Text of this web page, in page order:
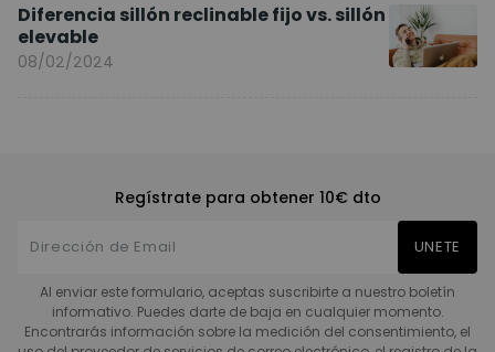
Diferencia sillón reclinable fijo vs. sillón
elevable
08/02/2024
Regístrate para obtener 10€ dto
UNETE
Al enviar este formulario, aceptas suscribirte a nuestro boletín
informativo. Puedes darte de baja en cualquier momento.
Encontrarás información sobre la medición del consentimiento, el